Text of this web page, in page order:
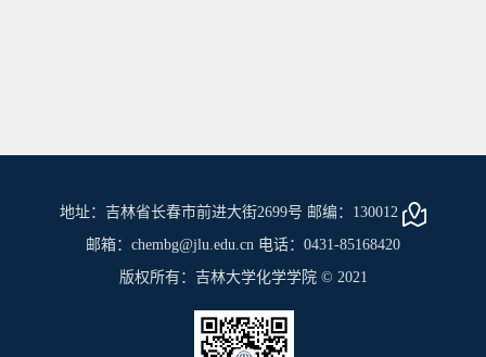
地址：吉林省长春市前进大街2699号 邮编：130012
邮箱：chembg@jlu.edu.cn 电话：0431-85168420
版权所有：吉林大学化学学院 © 2021